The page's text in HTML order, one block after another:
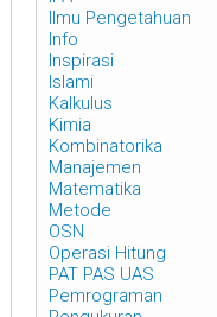
Ilmu Pengetahuan
Info
Inspirasi
Islami
Kalkulus
Kimia
Kombinatorika
Manajemen
Matematika
Metode
OSN
Operasi Hitung
PAT PAS UAS
Pemrograman